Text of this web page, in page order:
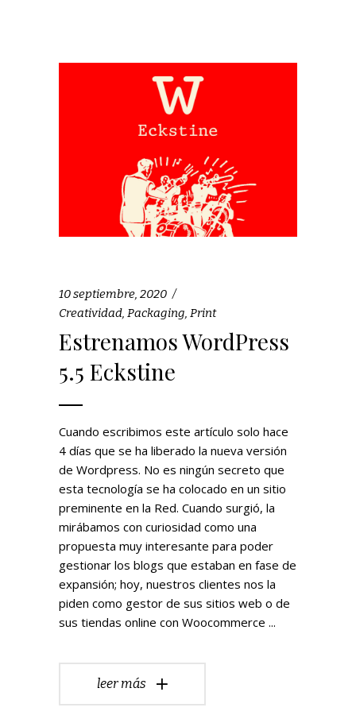
10 septiembre, 2020
Creatividad, Packaging, Print
Estrenamos WordPress
5.5 Eckstine
Cuando escribimos este artículo solo hace
4 días que se ha liberado la nueva versión
de Wordpress. No es ningún secreto que
esta tecnología se ha colocado en un sitio
preminente en la Red. Cuando surgió, la
mirábamos con curiosidad como una
propuesta muy interesante para poder
gestionar los blogs que estaban en fase de
expansión; hoy, nuestros clientes nos la
piden como gestor de sus sitios web o de
sus tiendas online con Woocommerce
leer más